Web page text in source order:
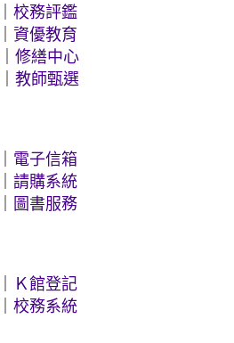
校務評鑑
資優教育
修繕中心
教師甄選
電子信箱
請購系統
圖書服務
Ｋ館登記
校務系統